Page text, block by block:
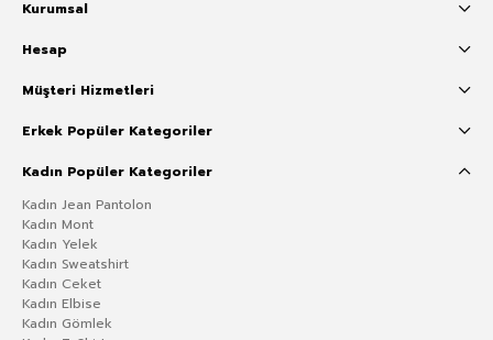
Kurumsal
Hesap
Müşteri Hizmetleri
Erkek Popüler Kategoriler
Kadın Popüler Kategoriler
Kadın Jean Pantolon
Kadın Mont
Kadın Yelek
Kadın Sweatshirt
Kadın Ceket
Kadın Elbise
Kadın Gömlek